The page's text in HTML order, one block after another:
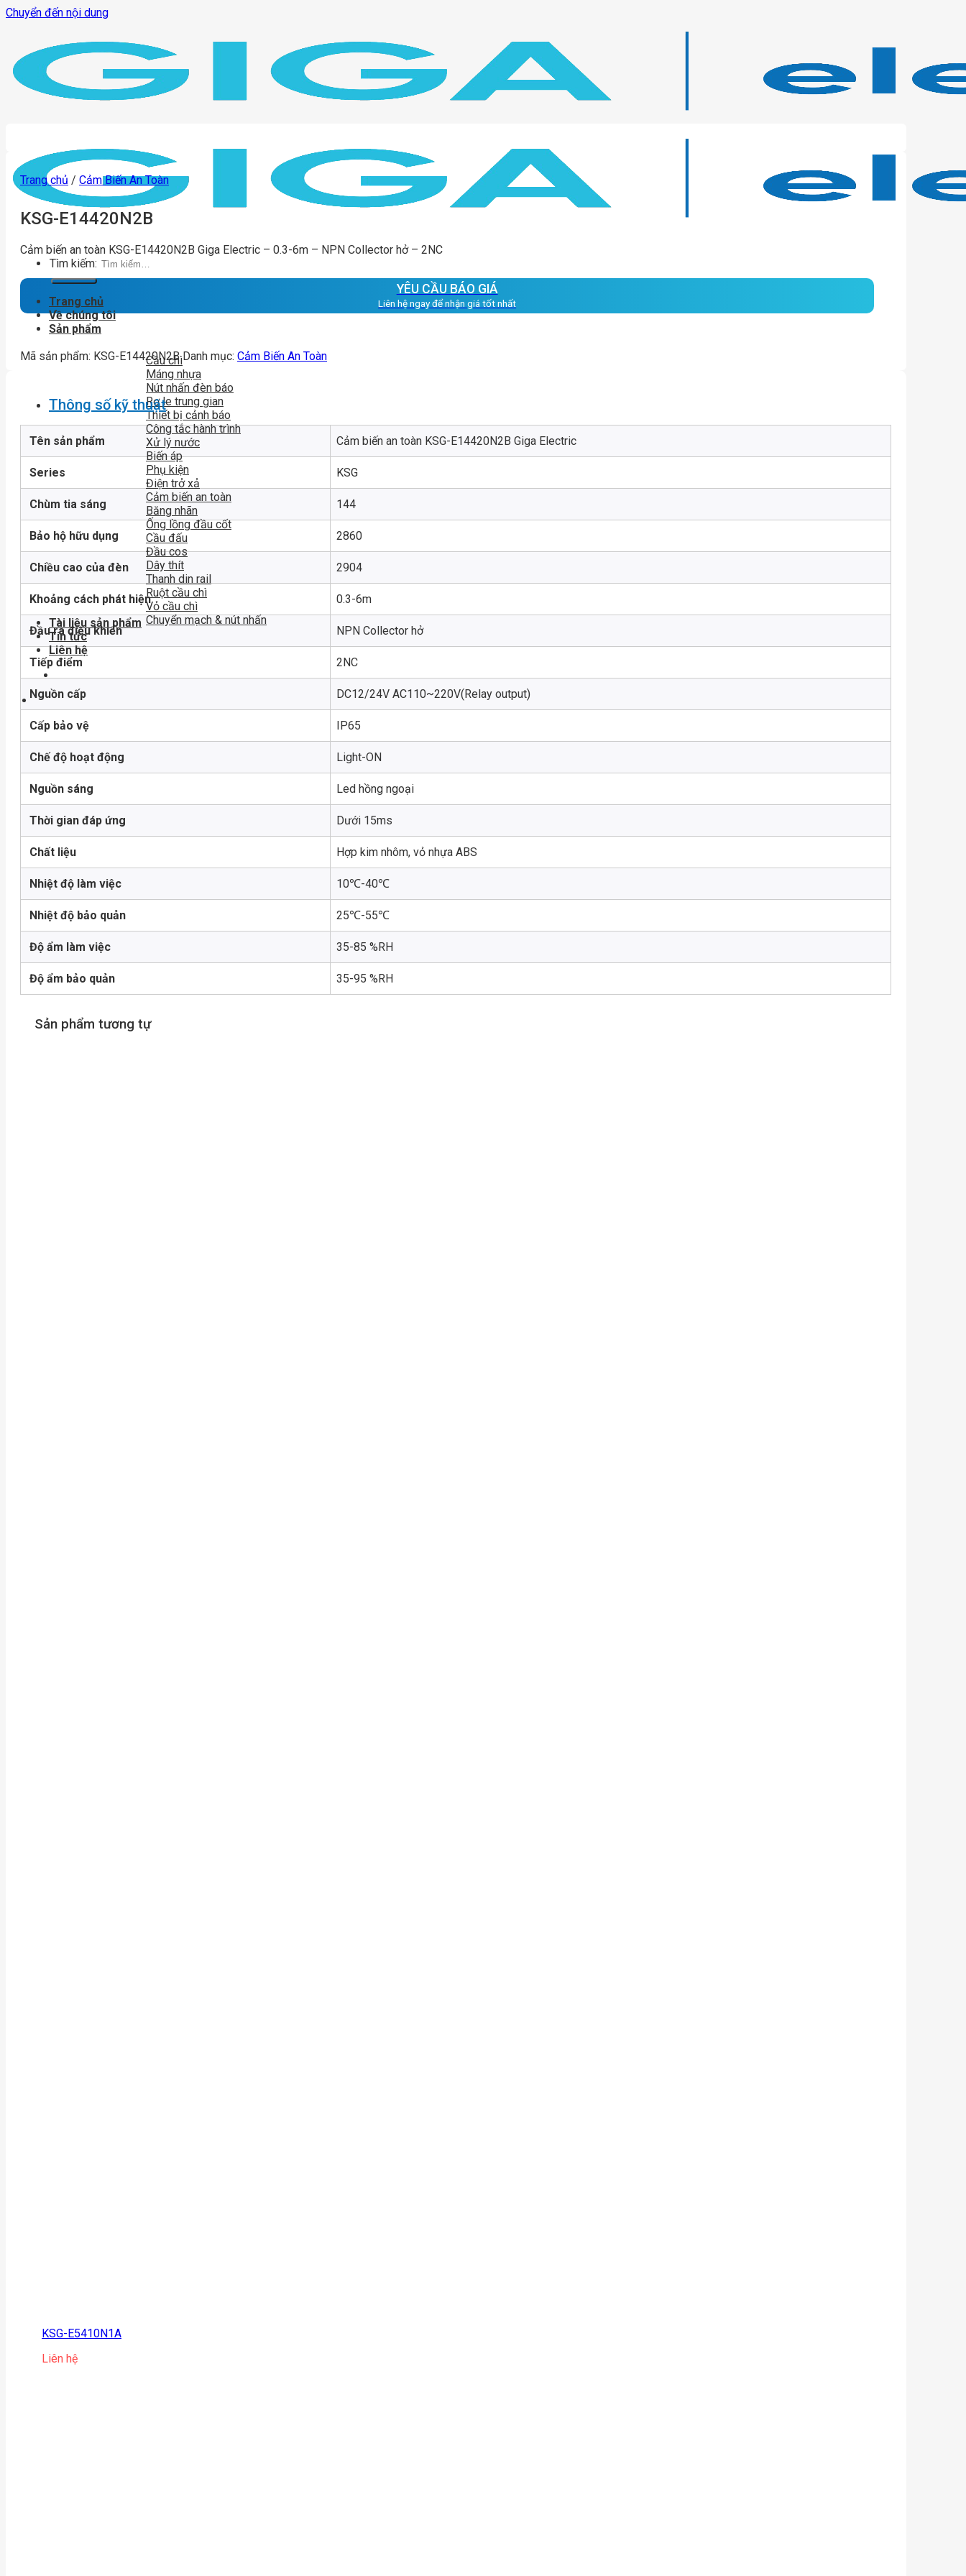
Chuyển đến nội dung
Tìm kiếm:
Trang chủ
Về chúng tôi
Sản phẩm
Cầu chì
Máng nhựa
Nút nhấn đèn báo
Rơ le trung gian
Thiết bị cảnh báo
Công tắc hành trình
Xử lý nước
Biến áp
Phụ kiện
Điện trở xả
Cảm biến an toàn
Băng nhãn
Ống lồng đầu cốt
Cầu đấu
Đầu cos
Dây thít
Thanh din rail
Ruột cầu chì
Vỏ cầu chì
Chuyển mạch & nút nhấn
Tài liệu sản phẩm
Tin tức
Liên hệ
Trang chủ / Cảm Biến An Toàn
KSG-E14420N2B
Cảm biến an toàn KSG-E14420N2B Giga Electric – 0.3-6m – NPN Collector hở – 2NC
YÊU CẦU BÁO GIÁ
Liên hệ ngay để nhận giá tốt nhất
Mã sản phẩm: KSG-E14420N2B Danh mục: Cảm Biến An Toàn
Thông số kỹ thuật
Tên sản phẩm Cảm biến an toàn KSG-E14420N2B Giga Electric
Series KSG
Chùm tia sáng 144
Bảo hộ hữu dụng 2860
Chiều cao của đèn 2904
Khoảng cách phát hiện 0.3-6m
Đầu ra điều khiển NPN Collector hở
Tiếp điểm 2NC
Nguồn cấp DC12/24V AC110~220V(Relay output)
Cấp bảo vệ IP65
Chế độ hoạt động Light-ON
Nguồn sáng Led hồng ngoại
Thời gian đáp ứng Dưới 15ms
Chất liệu Hợp kim nhôm, vỏ nhựa ABS
Nhiệt độ làm việc 10℃-40℃
Nhiệt độ bảo quản 25℃-55℃
Độ ẩm làm việc 35-85 %RH
Độ ẩm bảo quản 35-95 %RH
Sản phẩm tương tự
KSG-E5410N1A
Liên hệ